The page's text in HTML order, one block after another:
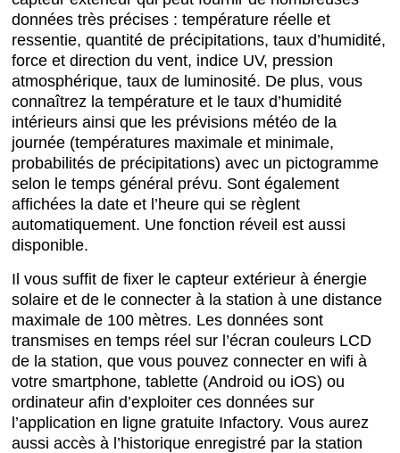
données très précises : température réelle et
ressentie, quantité de précipitations, taux d’humidité,
force et direction du vent, indice UV, pression
atmosphérique, taux de luminosité. De plus, vous
connaîtrez la température et le taux d’humidité
intérieurs ainsi que les prévisions météo de la
journée (températures maximale et minimale,
probabilités de précipitations) avec un pictogramme
selon le temps général prévu. Sont également
affichées la date et l’heure qui se règlent
automatiquement. Une fonction réveil est aussi
disponible.
Il vous suffit de fixer le capteur extérieur à énergie
solaire et de le connecter à la station à une distance
maximale de 100 mètres. Les données sont
transmises en temps réel sur l’écran couleurs LCD
de la station, que vous pouvez connecter en wifi à
votre smartphone, tablette (Android ou iOS) ou
ordinateur afin d’exploiter ces données sur
l’application en ligne gratuite Infactory. Vous aurez
aussi accès à l’historique enregistré par la station